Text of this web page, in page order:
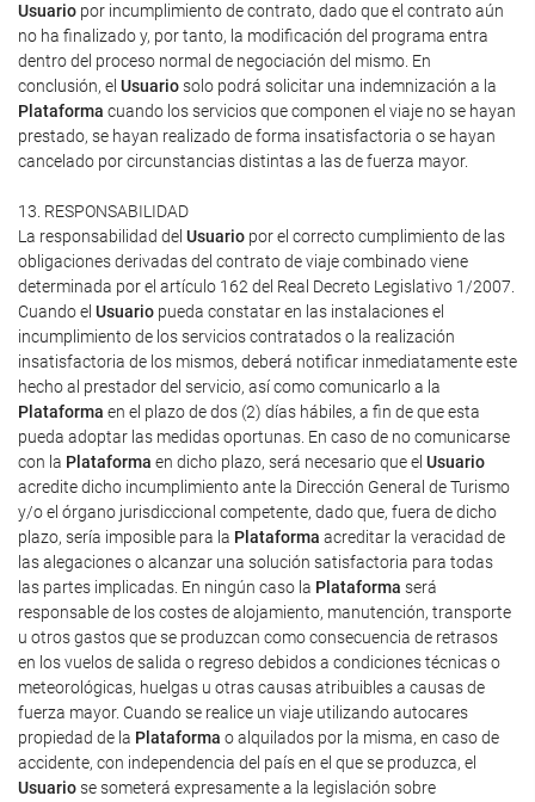
Usuario por incumplimiento de contrato, dado que el contrato aún
no ha finalizado y, por tanto, la modificación del programa entra
dentro del proceso normal de negociación del mismo. En
conclusión, el Usuariosolo podrá solicitar una indemnización a la
Plataforma cuando los servicios que componen el viaje no se hayan
prestado, se hayan realizado de forma insatisfactoria o se hayan
cancelado por circunstancias distintas a las de fuerza mayor.
13. RESPONSABILIDAD
La responsabilidad del Usuario por el correcto cumplimiento de las
obligaciones derivadas del contrato de viaje combinado viene
determinada por el artículo 162 del Real Decreto Legislativo 1/2007.
Cuando el Usuario pueda constatar en las instalaciones el
incumplimiento de los servicios contratados o la realización
insatisfactoria de los mismos, deberá notificar inmediatamente este
hecho al prestador del servicio, así como comunicarlo a la
Plataforma en el plazo de dos (2) días hábiles, a fin de que esta
pueda adoptar las medidas oportunas. En caso de no comunicarse
con la Plataforma en dicho plazo, será necesario que el Usuario
acredite dicho incumplimiento ante la Dirección General de Turismo
y/o el órgano jurisdiccional competente, dado que, fuera de dicho
plazo, sería imposible para la Plataforma acreditar la veracidad de
las alegaciones o alcanzar una solución satisfactoria para todas
las partes implicadas. En ningún caso la Plataforma será
responsable de los costes de alojamiento, manutención, transporte
u otros gastos que se produzcan como consecuencia de retrasos
en los vuelos de salida o regreso debidos a condiciones técnicas o
meteorológicas, huelgas u otras causas atribuibles a causas de
fuerza mayor. Cuando se realice un viaje utilizando autocares
propiedad de la Plataforma o alquilados por la misma, en caso de
accidente, con independencia del país en el que se produzca, el
Usuariose someterá expresamente a la legislación sobre